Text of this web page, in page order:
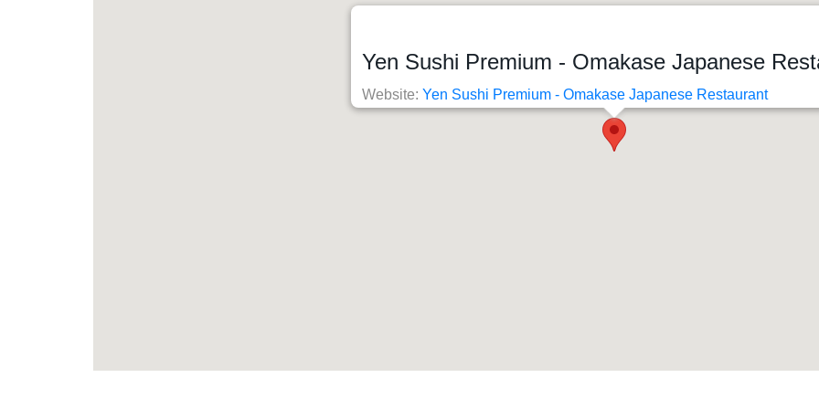
Yen Sushi Premium - Omakase Japanese
Website: Yen Sushi Premium - Omakase Japanese Restaurant